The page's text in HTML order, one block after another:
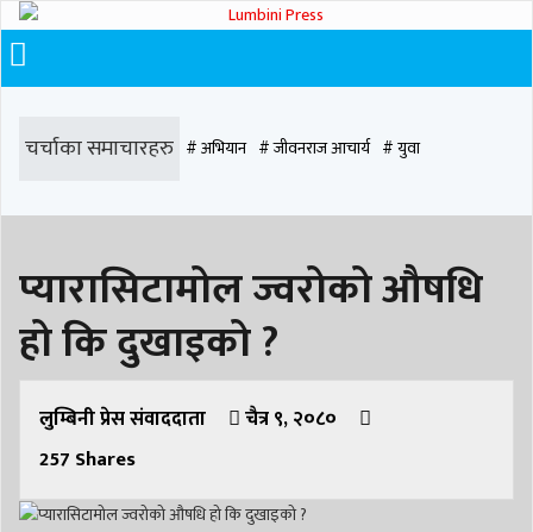
चर्चाका समाचारहरु # अभियान # जीवनराज आचार्य # युवा
# समाज रूपान्तरण # चौराह हस्पिटल # घरजग्गा कारोबार # कपिलवस्तु
# मृत्यु # सडक दुर्घटना # आधुनिक समाज डेन्टल # लुम्बिनी # वर्षा # समृद्धि
# समृद्धि एकेडेमी # काङ्ग्रेस # नेपाली कांग्रेस
# रुपन्देही # रुपन्देही २ # नेकपा # रुपन्देही १ # चुन्न पौडेल
# सिद्धबाबा # बुटवल उपमहानगरपालिका
प्यारासिटामोल ज्वरोको औषधि
हो कि दुखाइको ?
लुम्बिनी प्रेस संवाददाता
चैत्र ९, २०८०
257 Shares